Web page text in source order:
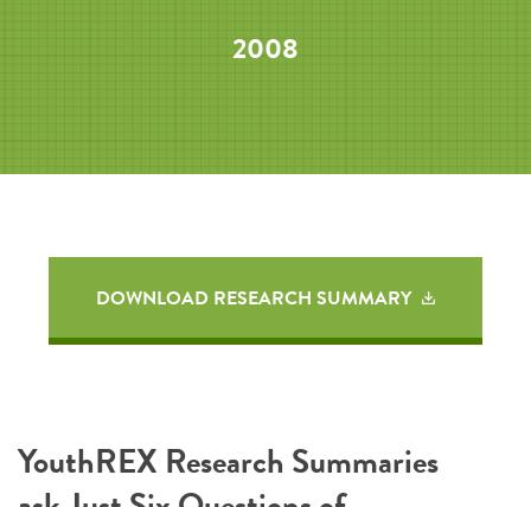
2008
DOWNLOAD RESEARCH SUMMARY
YouthREX Research Summaries